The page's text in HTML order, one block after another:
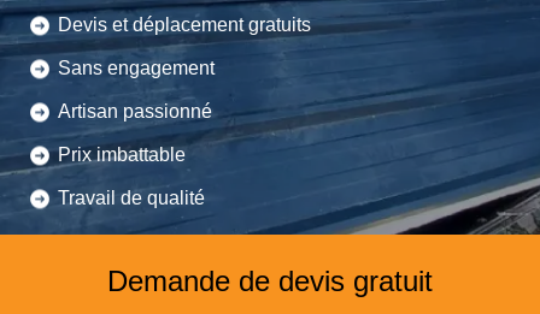
Devis et déplacement gratuits
Sans engagement
Artisan passionné
Prix imbattable
Travail de qualité
Demande de devis gratuit